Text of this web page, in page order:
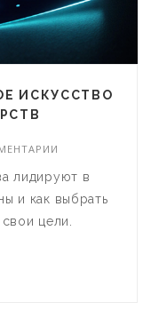
ИСКУССТВО
лидируют в
и как выбрать
цели.